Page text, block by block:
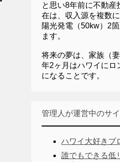
と思い8年前に不動産
在は、収入源を複数
陽光発電（50kw）2
ます。
将来の夢は、家族（
年2ヶ月はハワイにロ
になることです。
管理人が運営中のサイ
ハワイ大好きブ
誰でもできる低